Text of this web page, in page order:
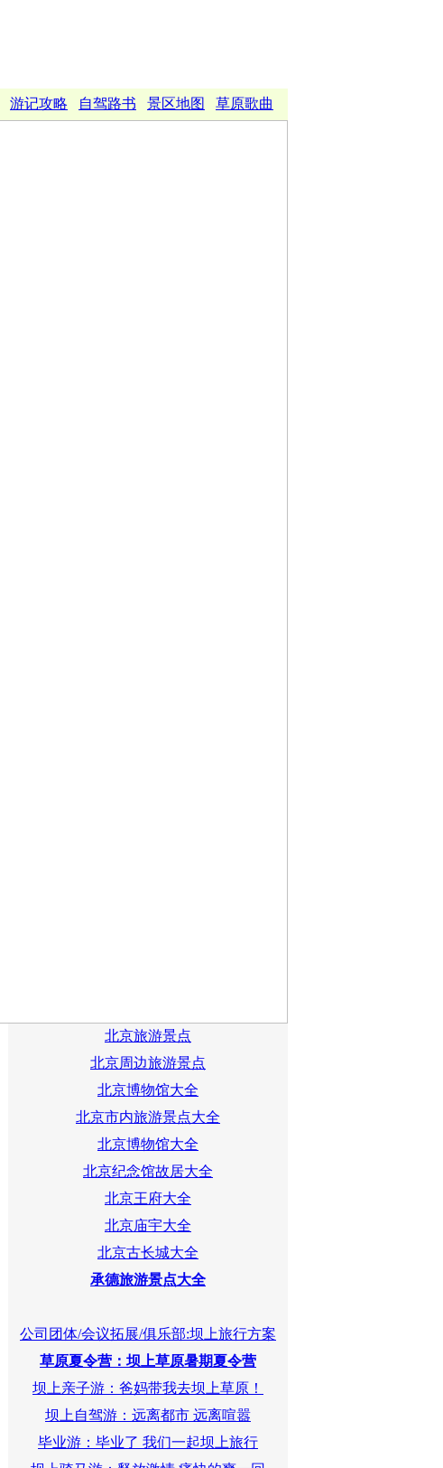
游记攻略 自驾路书 景区地图 草原歌曲
北京旅游景点
北京周边旅游景点
北京博物馆大全
北京市内旅游景点大全
北京博物馆大全
北京纪念馆故居大全
北京王府大全
北京庙宇大全
北京古长城大全
承德旅游景点大全
公司团体/会议拓展/俱乐部:坝上旅行方案
草原夏令营：坝上草原暑期夏令营
坝上亲子游：爸妈带我去坝上草原！
坝上自驾游：远离都市 远离喧嚣
毕业游：毕业了 我们一起坝上旅行